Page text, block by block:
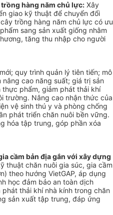
hàng năm chủ lực: Xây
giao kỹ thuật để chuyển đổi
trồng hàng năm chủ lực có ưu
sang sản xuất giống nhằm
tăng thu nhập cho người
quy trình quản lý tiên tiến; mô
cao năng suất; giá trị sản
thực phẩm, giảm phát thải khí
trường. Nâng cao nhận thức của
vệ sinh thú y và phòng chống
phát triển chăn nuôi bền vững.
hóa tập trung, góp phần xóa
cầm bản địa gắn với xây dựng
thuật chăn nuôi gia súc, gia cầm
theo hướng VietGAP, áp dụng
học đảm bảo an toàn dịch
thải khí nhà kính trong chăn
sản xuất tập trung, đáp ứng